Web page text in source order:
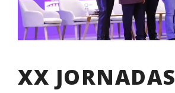
XX JORNADAS